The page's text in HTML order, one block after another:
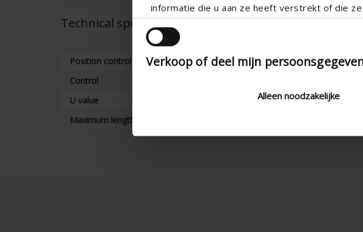
informatie die u aan ze heeft verstrekt of die
Verkoop of deel mijn
Alleen noodzakelijke
Technical specifications
Position control
Control
U value
Maximum length (mm)